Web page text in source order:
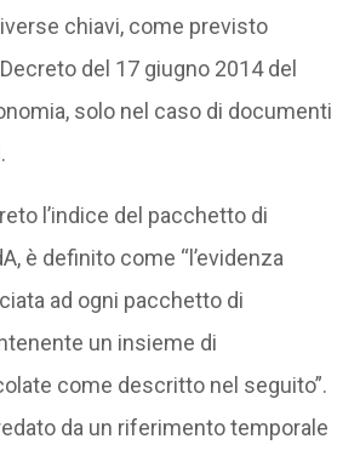
chiavi, come previsto
del 17 giugno 2014 del
solo nel caso di documenti
l’indice del pacchetto di
è definito come “l’evidenza
ad ogni pacchetto di
un insieme di
come descritto nel seguito”.
da un riferimento temporale